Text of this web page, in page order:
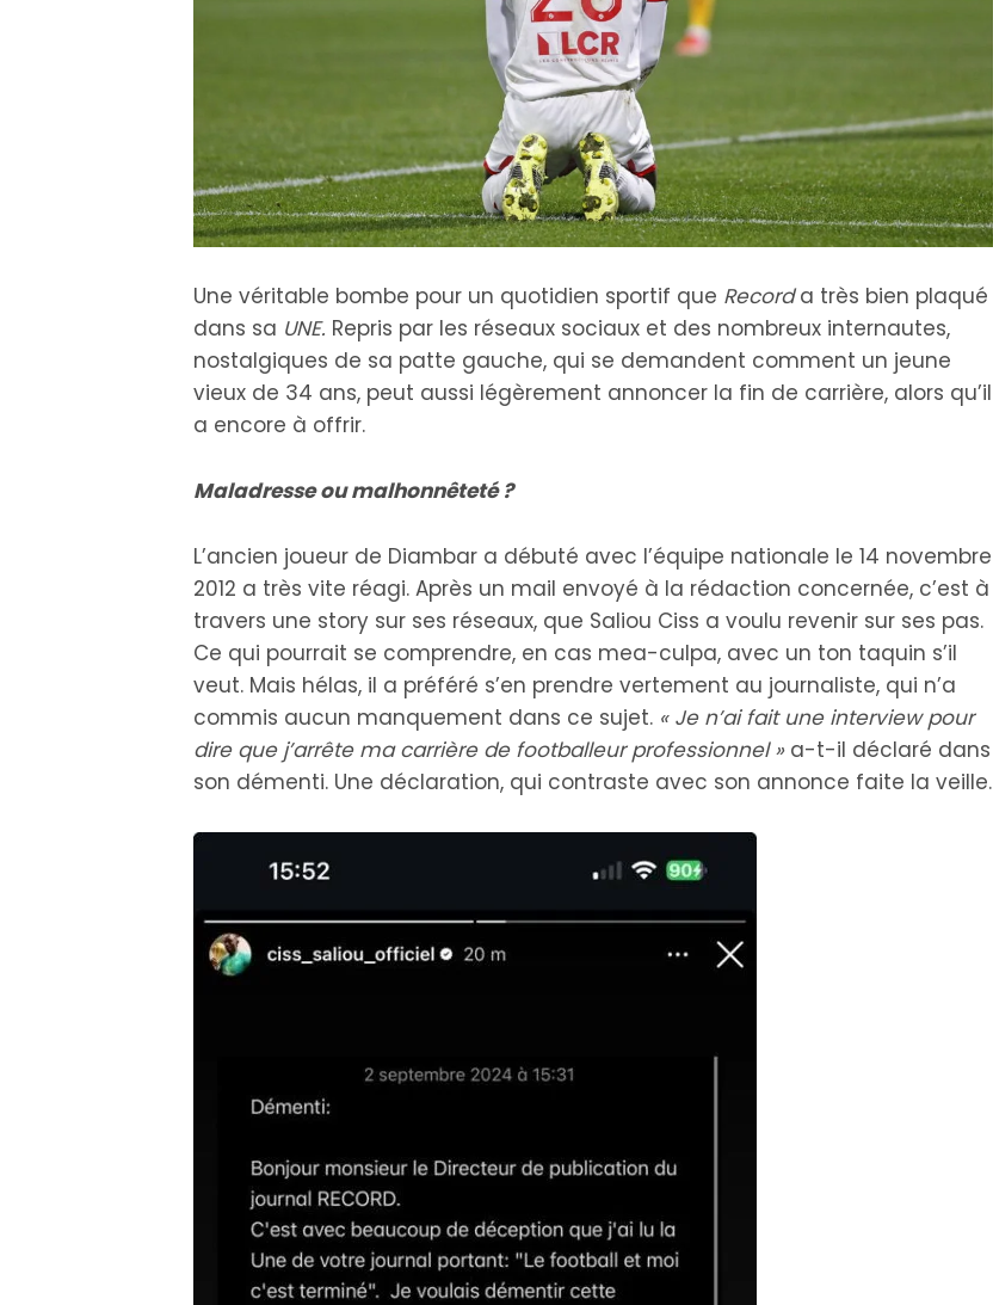
Une véritable bombe pour un quotidien sportif que Recorda très bien plaqué
dans sa UNE. Repris par les réseaux sociaux et des nombreux internautes,
nostalgiques de sa patte gauche, qui se demandent comment un jeune
vieux de 34 ans, peut aussi légèrement annoncer la fin de carrière, alors qu’il
a encore à offrir.
Maladresse ou malhonnêteté ?
L’ancien joueur de Diambar a débuté avec l’équipe nationale le 14 novembre
2012 a très vite réagi. Après un mail envoyé à la rédaction concernée, c’est à
travers une story sur ses réseaux, que Saliou Ciss a voulu revenir sur ses pas.
Ce qui pourrait se comprendre, en cas mea-culpa, avec un ton taquin s’il
veut. Mais hélas, il a préféré s’en prendre vertement au journaliste, qui n’a
commis aucun manquement dans ce sujet. « Je n’ai fait une interview pour
dire que j’arrête ma carrière de footballeur professionnel »a-t-il déclaré dans
son démenti. Une déclaration, qui contraste avec son annonce faite la veille.